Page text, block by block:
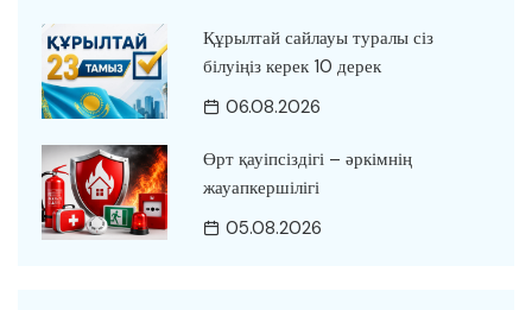
Құрылтай сайлауы туралы сіз
білуіңіз керек 10 дерек
06.08.2026
Өрт қауіпсіздігі – әркімнің
жауапкершілігі
05.08.2026